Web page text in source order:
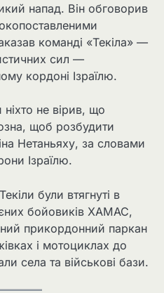
напад. Він обговорив
команді «Текіла» —
сил —
кордоні Ізраїлю.
не вірив, що
щоб розбудити
Нетаньяху, за словами
Ізраїлю.
були втягнуті в
бойовиків ХАМАС,
прикордонний паркан
і мотоциклах до
села та військові бази.